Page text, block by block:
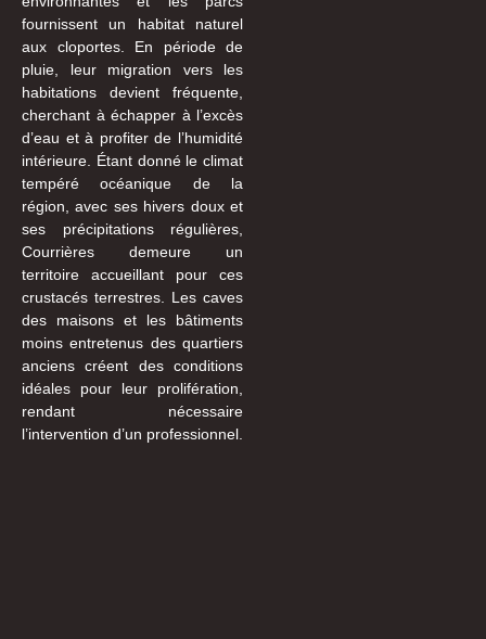
fournissent un habitat naturel
aux cloportes. En période de
pluie, leur migration vers les
habitations devient fréquente,
cherchant à échapper à l’excès
d’eau et à profiter de l’humidité
intérieure. Étant donné le climat
tempéré océanique de la
région, avec ses hivers doux et
ses précipitations régulières,
Courrières demeure un
territoire accueillant pour ces
crustacés terrestres. Les caves
des maisons et les bâtiments
moins entretenus des quartiers
anciens créent des conditions
idéales pour leur prolifération,
rendant nécessaire
l’intervention d’un professionnel.